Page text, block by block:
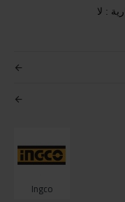
: لا
Ingco